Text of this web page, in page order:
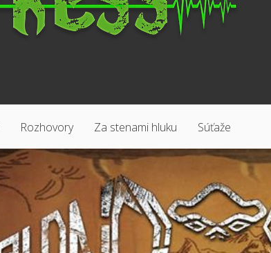
Rozhovory Za stenami hluku Súťaže